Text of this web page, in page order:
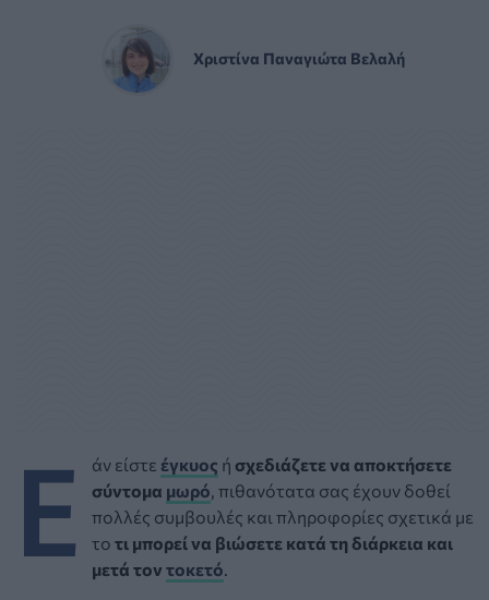
Χριστίνα Παναγιώτα Βελαλή
Ε άν είστε έγκυος ή σχεδιάζετε να αποκτήσετε
σύντομα μωρό , πιθανότατα σας έχουν δοθεί
πολλές συμβουλές και πληροφορίες σχετικά με
το τι μπορεί να βιώσετε κατά τη διάρκεια και
μετά τον τοκετό